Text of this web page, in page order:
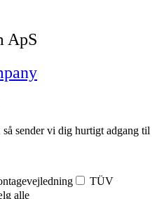
ApS
sender vi dig hurtigt adgang til
TÜV
alle